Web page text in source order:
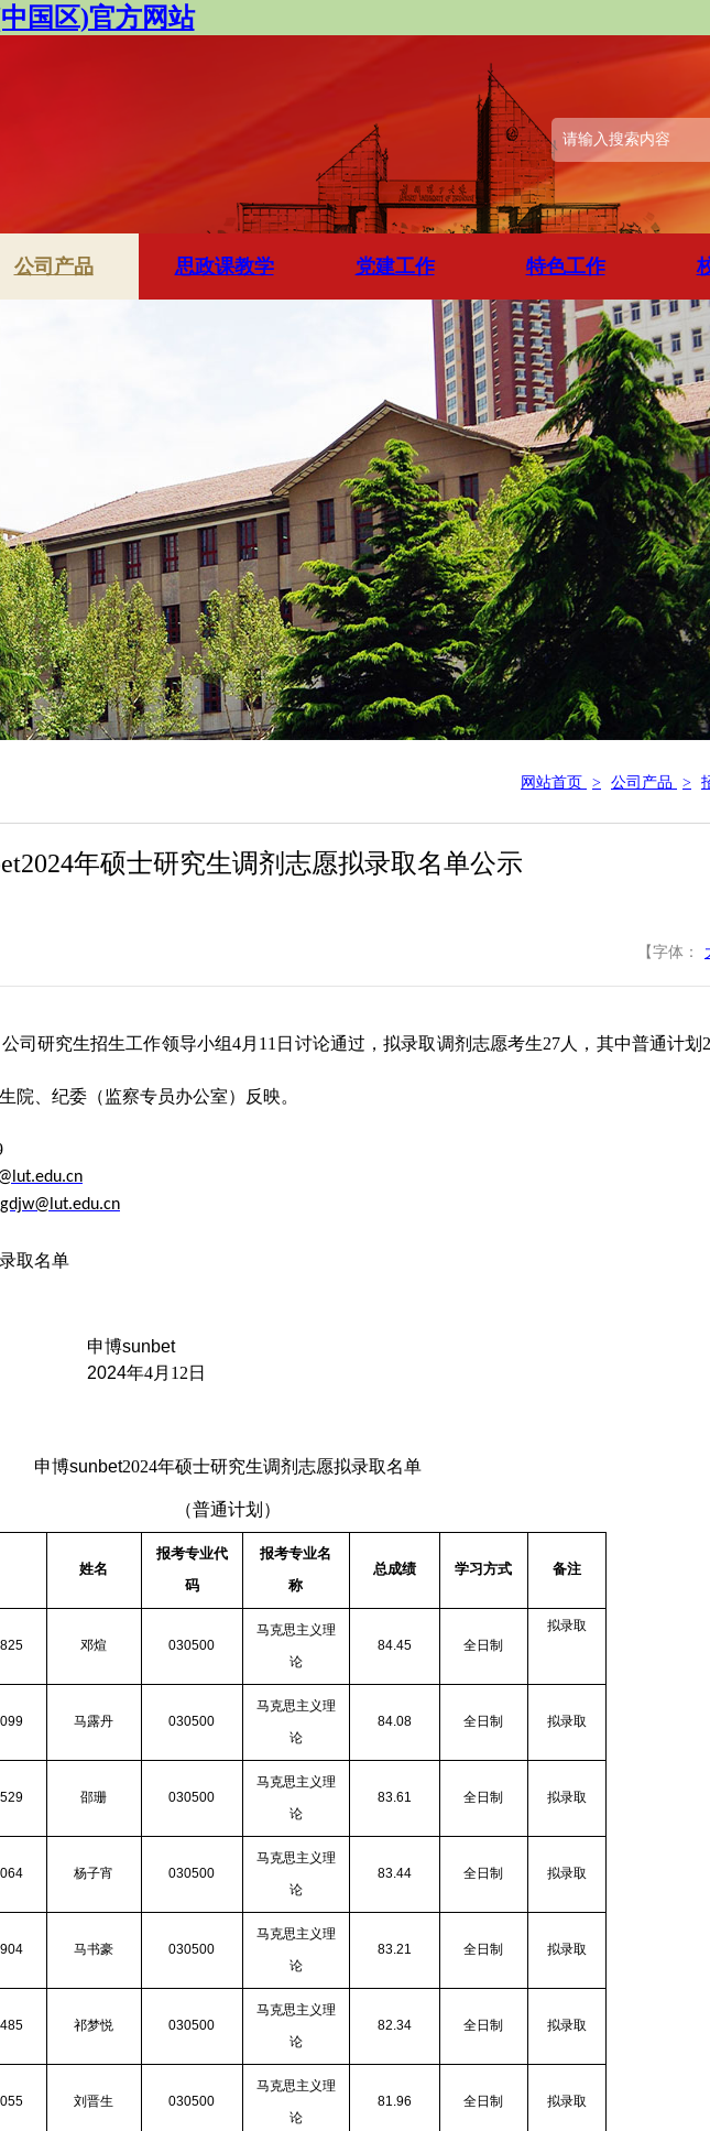
国区)官方网站
公司产品 思政课教学 党建工作 特色工作
网站首页 > 公司产品 >
年硕士研究生调剂志愿拟录取名单公示
【字体：
司研究生招生工作领导小组4月 11 日讨论通过，拟录取调剂志愿考生27人，其中普通计划
院、纪委（监察专员办公室）反映。
gdjw@lut.edu.cn
取名单
申博sunbet
年4月 12 日
申博sunbet2024年硕士研究生调剂志愿拟录取名单
（普通计划）
姓名
报考专业代
码
报考专业名
称
总成绩 学习方式 备注
邓煊 030500
马克思主义理
论
84.45 全日制
拟录取
马露丹 030500
马克思主义理
论
84.08 全日制 拟录取
邵珊 030500
马克思主义理
论
83.61 全日制 拟录取
杨子宵 030500
马克思主义理
论
83.44 全日制 拟录取
马书豪 030500
马克思主义理
论
83.21 全日制 拟录取
祁梦悦 030500
马克思主义理
论
82.34 全日制 拟录取
刘晋生 030500
马克思主义理
论
81.96 全日制 拟录取